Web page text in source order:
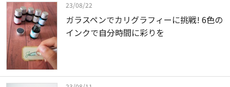
23/08/22
ガラスペンでカリグラフィーに挑戦! 6色の
インクで自分時間に彩りを